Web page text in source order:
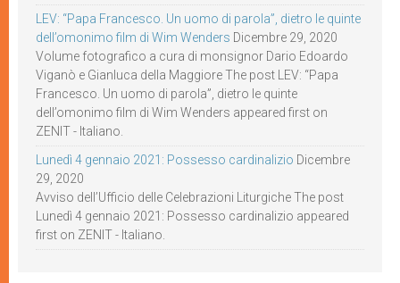
LEV: “Papa Francesco. Un uomo di parola”, dietro le quinte
dell’omonimo film di Wim Wenders Dicembre 29, 2020
Volume fotografico a cura di monsignor Dario Edoardo
Viganò e Gianluca della Maggiore The post LEV: “Papa
Francesco. Un uomo di parola”, dietro le quinte
dell’omonimo film di Wim Wenders appeared first on
ZENIT - Italiano.
Lunedì 4 gennaio 2021: Possesso cardinalizio Dicembre
29, 2020
Avviso dell’Ufficio delle Celebrazioni Liturgiche The post
Lunedì 4 gennaio 2021: Possesso cardinalizio appeared
first on ZENIT - Italiano.